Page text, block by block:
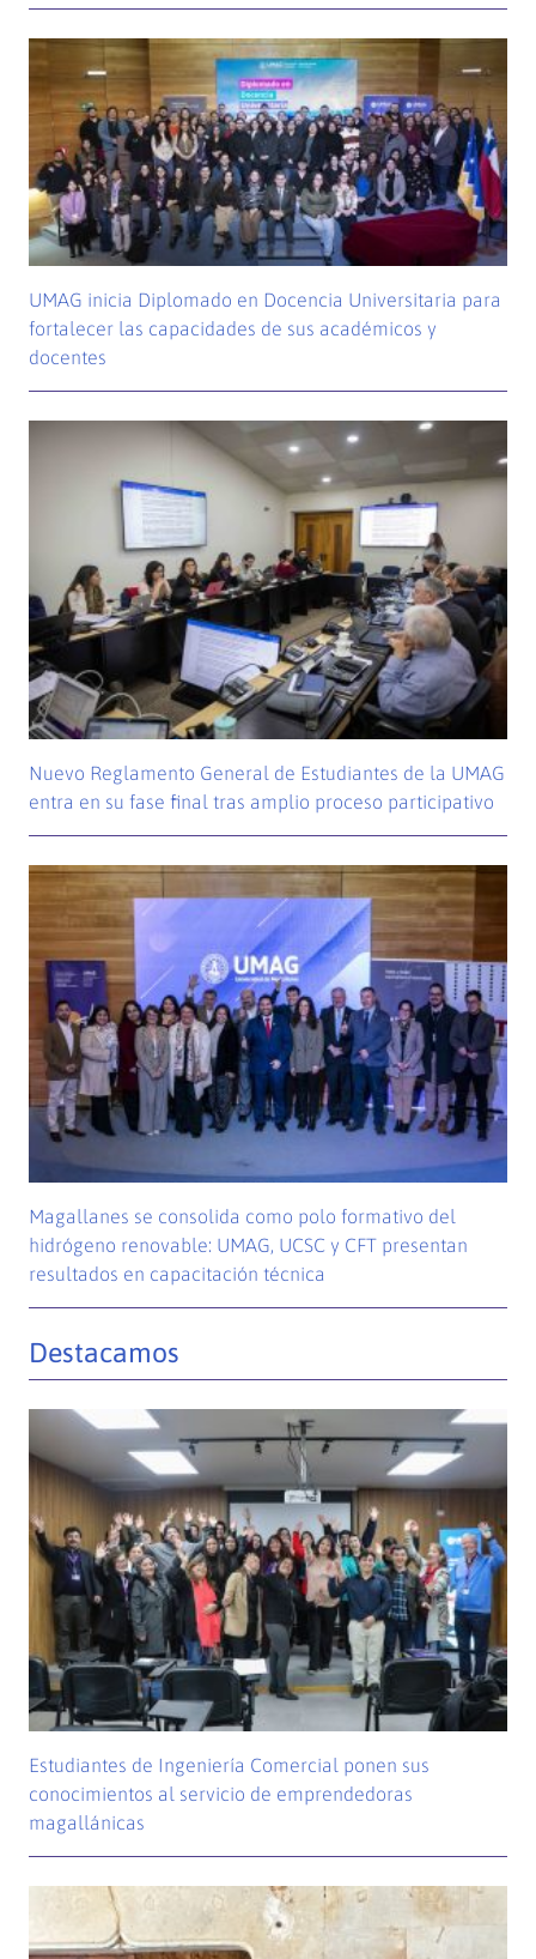
UMAG inicia Diplomado en Docencia Universitaria para
fortalecer las capacidades de sus académicos y
docentes
Nuevo Reglamento General de Estudiantes de la UMAG
entra en su fase final tras amplio proceso participativo
Magallanes se consolida como polo formativo del
hidrógeno renovable: UMAG, UCSC y CFT presentan
resultados en capacitación técnica
Destacamos
Estudiantes de Ingeniería Comercial ponen sus
conocimientos al servicio de emprendedoras
magallánicas